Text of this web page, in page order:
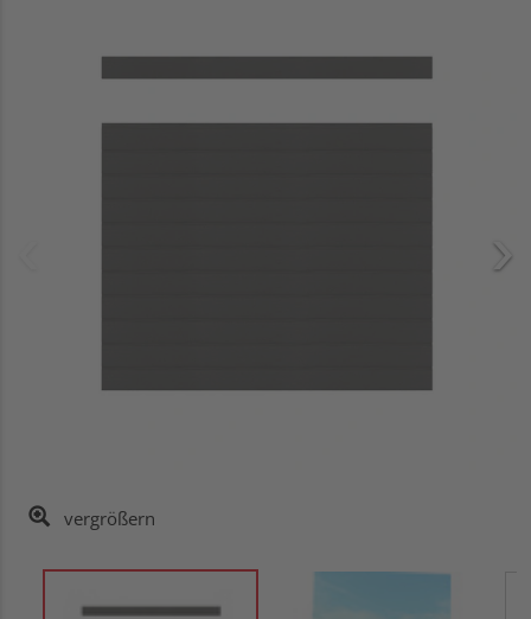
vergrößern